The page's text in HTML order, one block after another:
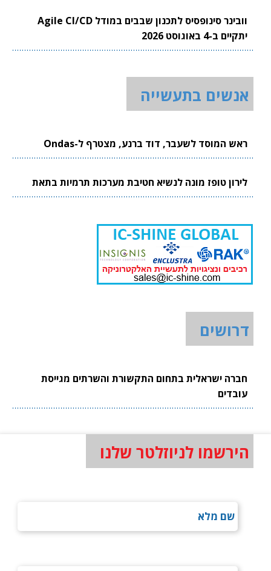
וובינר סינופסיס לתכנון שבבים במודל Agile CI/CD
יתקיים ב-4 באוגוסט 2026
אנשים בתעשייה
ראש המוסד לשעבר, דוד ברנע, מצטרף ל-Ondas
לירון טופז מונה לנשיא חטיבת מערכות תרמיות בתאת
דרושים
חברה ישראלית בתחום התקשורת והשרתים מגייסת
עובדים
הירשמו לניוזלטר שלנו